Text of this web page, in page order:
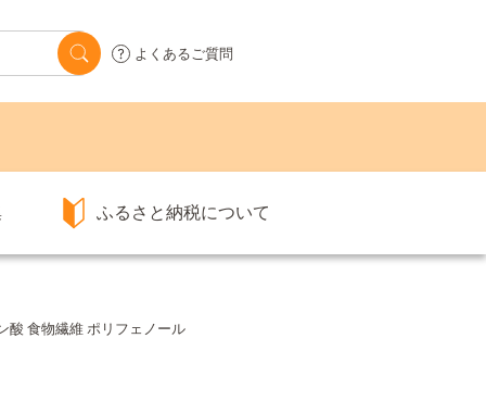
よくあるご質問
ふるさと納税について
酸 食物繊維 ポリフェノール